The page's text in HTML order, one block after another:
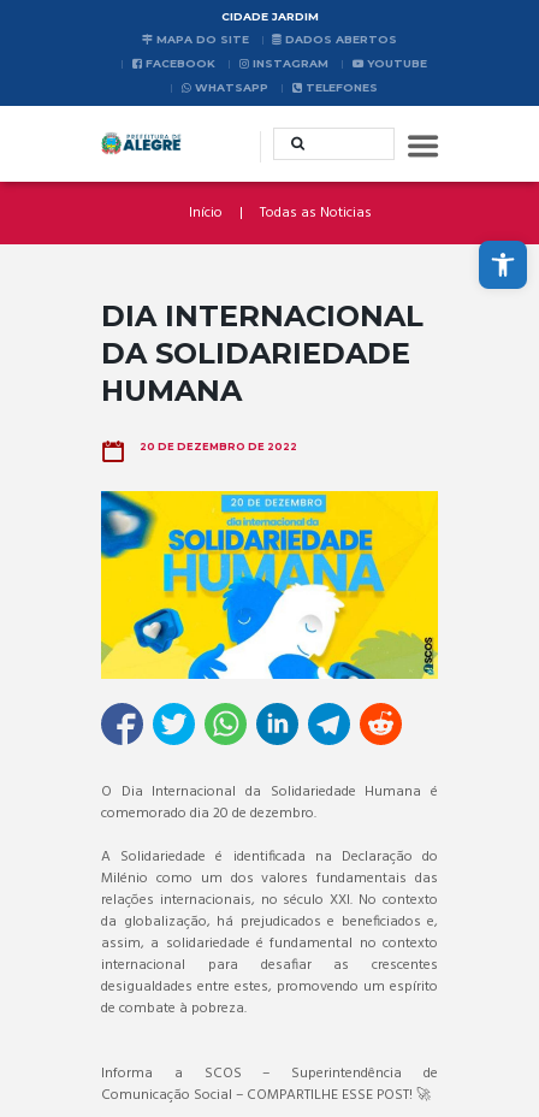
Abrir a barra de ferramentas
CIDADE JARDIM
MAPA DO SITE
DADOS ABERTOS
FACEBOOK
INSTAGRAM
YOUTUBE
WHATSAPP
TELEFONES
Início Todas as Noticias
DIA INTERNACIONAL
DA SOLIDARIEDADE
HUMANA
20 DE DEZEMBRO DE 2022
O Dia Internacional da Solidariedade Humana é
comemorado dia 20 de dezembro.
A Solidariedade é identificada na Declaração do
Milénio como um dos valores fundamentais das
relações internacionais, no século XXI. No contexto
da globalização, há prejudicados e beneficiados e,
assim, a solidariedade é fundamental no contexto
internacional para desafiar as crescentes
desigualdades entre estes, promovendo um espírito
de combate à pobreza.
Informa a SCOS – Superintendência de
Comunicação Social – COMPARTILHE ESSE POST! 🚀